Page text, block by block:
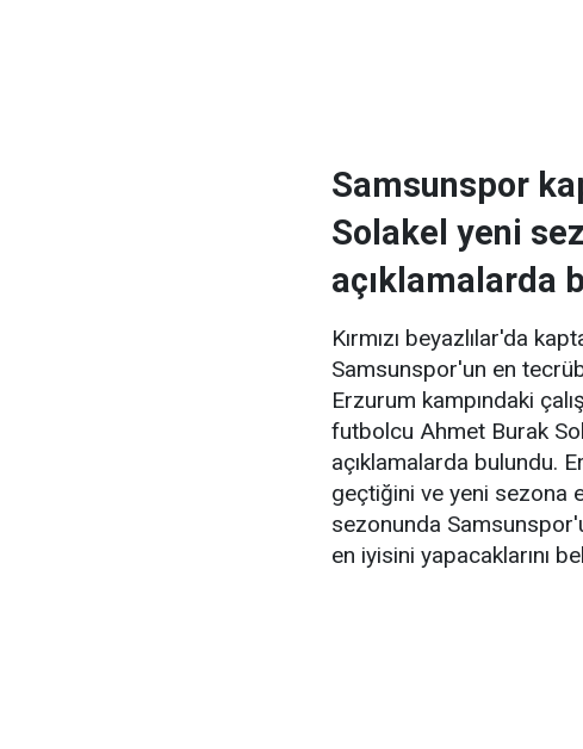
Samsunspor
Solakel yeni
açıklamalarda
Kırmızı beyazlılar'da
Samsunspor'un en
Erzurum kampındaki
futbolcu Ahmet Burak
açıklamalarda bulundu.
geçtiğini ve yeni sezona
sezonunda
en iyisini yapacaklarını